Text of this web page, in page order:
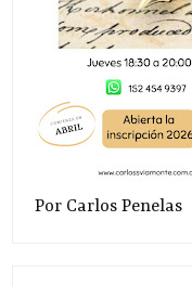
Por Carlos Penelas